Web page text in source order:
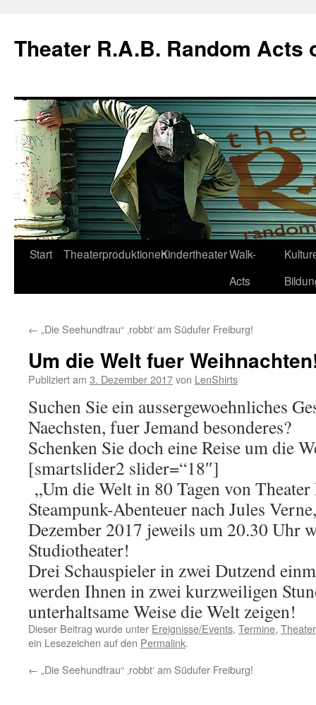
Theater R.A.B. Random Acts
Zum
Start TheaterproduktionenKindertheaterWalk-
Acts
← „Die Seehundfrau“ ‚robbt‘ am Südufer Freiburg!
Um die Welt fuer
Publiziert am 3. Dezember 2017von LenShirts
Suchen Sie ein aussergewoehnliches
Naechsten, fuer Jemand besonderes?
Schenken Sie doch eine Reise um die
[smartslider2 slider=“18″]
„Um die Welt in 80 Tagen von
Steampunk-Abenteuer nach Jules
Dezember 2017 jeweils um 20.30 Uhr
Studiotheater!
Drei Schauspieler in zwei Dutzend
werden Ihnen in zwei kurzweiligen
unterhaltsame Weise die Welt zeigen!
Dieser Beitrag wurde unter Ereignisse/Events, Termine,
ein Lesezeichen auf den Permalink.
← „Die Seehundfrau“ ‚robbt‘ am Südufer Freiburg!